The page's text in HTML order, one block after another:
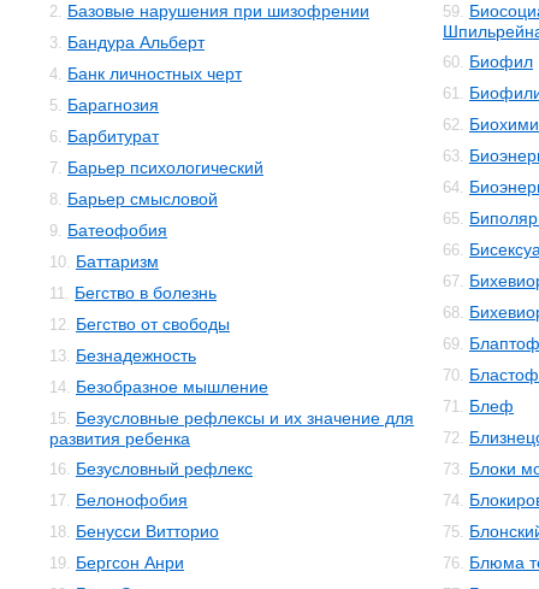
2. Базовые нарушения при шизофрении
3. Бандура Альберт
4. Банк личностных черт
5. Барагнозия
6. Барбитурат
7. Барьер психологический
8. Барьер смысловой
9. Батеофобия
10. Баттаризм
11. Бегство в болезнь
12. Бегство от свободы
13. Безнадежность
14. Безобразное мышление
15. Безусловные рефлексы и их значение для
развития ребенка
16. Безусловный рефлекс
17. Белонофобия
18. Бенусси Витторио
19. Бергсон Анри
59.
60. Биофил
61.
62.
63.
64.
65.
66.
67.
68.
69.
70.
71. Блеф
72.
73. Блоки
74.
75.
76. Блюма